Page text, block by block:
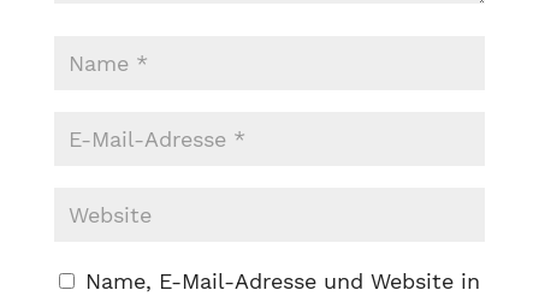
Name, E-Mail-Adresse und Website in